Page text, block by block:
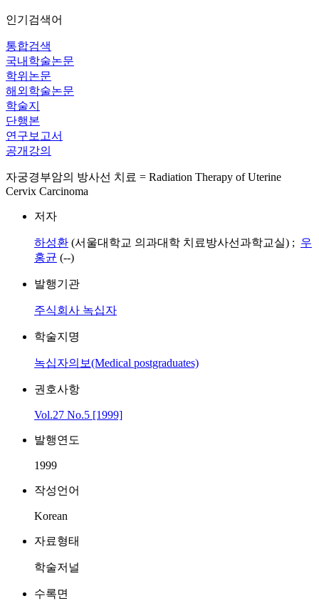
인기검색어
통합검색
국내학술논문
학위논문
해외학술논문
학술지
단행본
연구보고서
공개강의
자궁경부암의 방사선 치료 = Radiation Therapy of Uterine
Cervix Carcinoma
저자
하성환 (서울대학교 의과대학 치료방사선과학교실) ; 우
홍균 (--)
발행기관
주식회사 녹십자
학술지명
녹십자의보(Medical postgraduates)
권호사항
Vol.27 No.5 [1999]
발행연도
1999
작성언어
Korean
자료형태
학술저널
수록면